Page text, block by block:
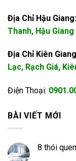
Địa Chỉ Hậu Giang:
Thanh, Hậu Giang
Địa Chỉ Kiên
Lạc, Rạch Giá,
Điện Thoại:
BÀI VIẾT MỚI
8 thói